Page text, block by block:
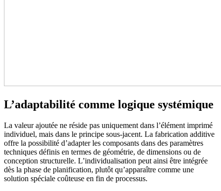
L’adaptabilité comme logique systémique
La valeur ajoutée ne réside pas uniquement dans l’élément imprimé
individuel, mais dans le principe sous-jacent. La fabrication additive
offre la possibilité d’adapter les composants dans des paramètres
techniques définis en termes de géométrie, de dimensions ou de
conception structurelle. L’individualisation peut ainsi être intégrée
dès la phase de planification, plutôt qu’apparaître comme une
solution spéciale coûteuse en fin de processus.